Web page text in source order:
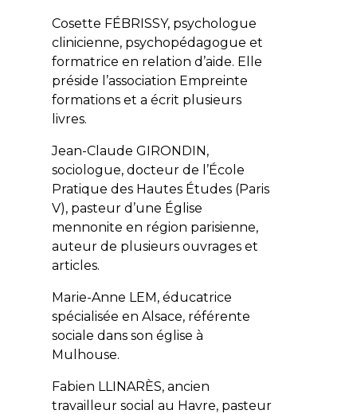
Cosette FÉBRISSY, psychologue
clinicienne, psychopédagogue et
formatrice en relation d’aide. Elle
préside l’association Empreinte
formations et a écrit plusieurs
livres.
Jean-Claude GIRONDIN,
sociologue, docteur de l’École
Pratique des Hautes Études (Paris
V), pasteur d’une Église
mennonite en région parisienne,
auteur de plusieurs ouvrages et
articles.
Marie-Anne LEM, éducatrice
spécialisée en Alsace, référente
sociale dans son église à
Mulhouse.
Fabien LLINARÈS, ancien
travailleur social au Havre, pasteur